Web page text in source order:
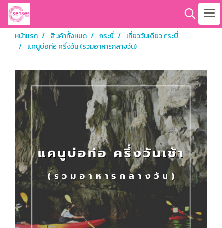
หน้าแรก สินค้าทั้งหมด กระบี่
เที่ยววันเดียว กระบี่
แคนูบ่อท่อ ครึ่งวัน (รวมอาหารกลางวัน)